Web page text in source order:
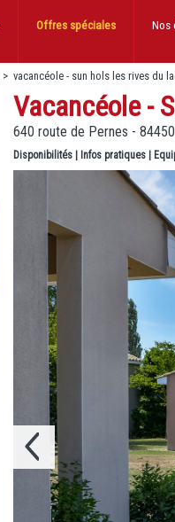
Nos
Offres spéciales
> vacancéole - sun hols les rives du
Vacancéole -
640 route de Pernes -
Disponibilités Infos pratiques